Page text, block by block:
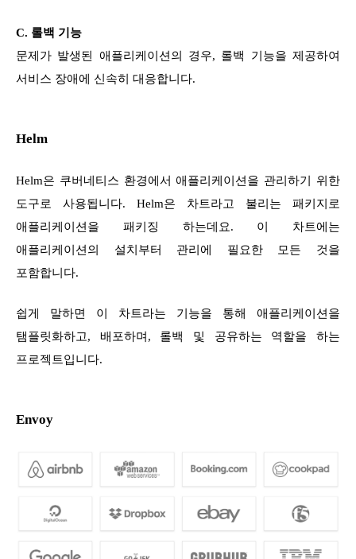
C. 롤백 기능
문제가 발생된 애플리케이션의 경우, 롤백 기능을 제공하여
서비스 장애에 신속히 대응합니다.
Helm
Helm은 쿠버네티스 환경에서 애플리케이션을 관리하기 위한
도구로 사용됩니다. Helm은 차트라고 불리는 패키지로
애플리케이션을 패키징 하는데요. 이 차트에는
애플리케이션의 설치부터 관리에 필요한 모든 것을
포함합니다.
쉽게 말하면 이 차트라는 기능을 통해 애플리케이션을
탬플릿화하고, 배포하며, 롤백 및 공유하는 역할을 하는
프로젝트입니다.
Envoy